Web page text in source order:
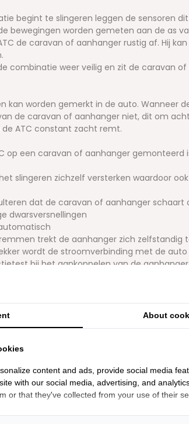
begint te slingeren leggen de sensoren
bewegingen worden gemeten aan de as
de caravan of aanhanger rustig af. Hij kan
combinatie weer veilig en zit de caravan
kan worden gemerkt in de auto. Wanneer
de caravan of aanhanger niet, dit om
ATC constant zacht remt.
op een caravan of aanhanger gemonteerd
slingeren zichzelf versterken waardoor
dat de caravan of aanhanger schaart
dwarsversnellingen
trekt de aanhanger zich zelfstandig
wordt de stroomverbinding met de
bij het aankoppelen van de aanhanger
te installeren
de AKS 3004 anti-slingerkoppeling
1300kg
Based on 0 reviews
About
content and ads, provide social media
with our social media, advertising, and
or that they've collected from your use of their